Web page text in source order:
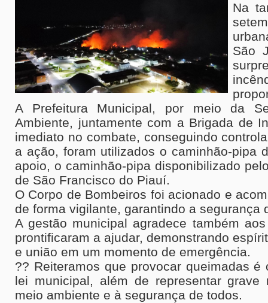
Na
São
A Prefeitura Municipal, por meio da
Ambiente, juntamente com a Brigada de
imediato no combate, conseguindo
a ação, foram utilizados o caminhão-pipa
apoio, o caminhão-pipa disponibilizado
de São Francisco do Piauí.
O Corpo de Bombeiros foi acionado e
de forma vigilante, garantindo a segurança
A gestão municipal agradece também
prontificaram a ajudar, demonstrando
e união em um momento de emergência.
?? Reiteramos que provocar queimadas é
lei municipal, além de representar
meio ambiente e à segurança de todos.